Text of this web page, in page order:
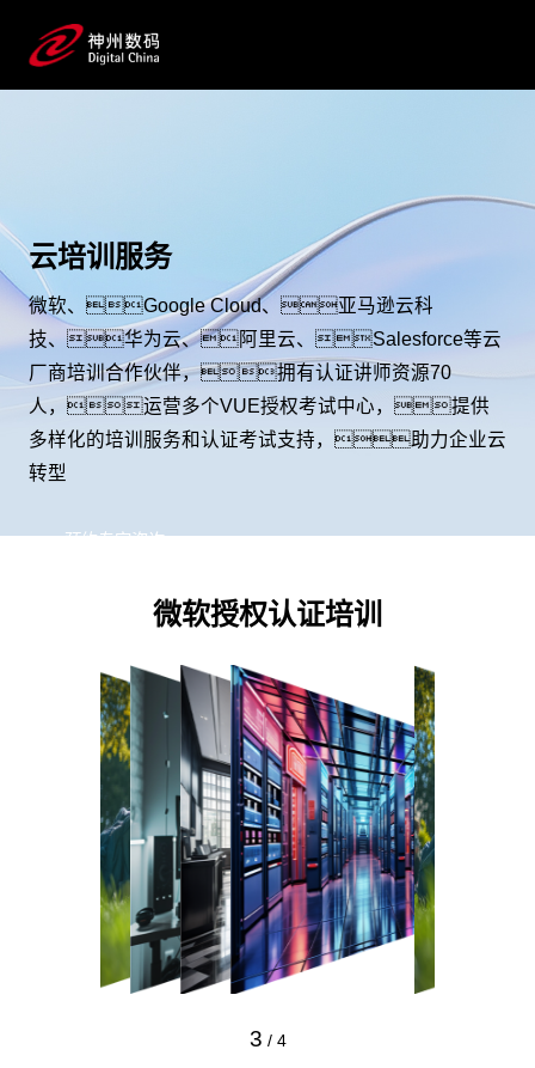
云培训服务
微软、Google Cloud、亚马逊云科
技、华为云、阿里云、Salesforce等云
厂商培训合作伙伴，拥有认证讲师资源70
人，运营多个VUE授权考试中心，提供
多样化的培训服务和认证考试支持，助力企业云
转型
预约专家咨询
微软授权认证培训
3 / 4